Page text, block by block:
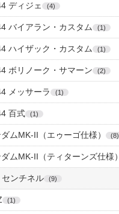
ディジェ 4
バイアラン・カスタム 1
ハイザック・カスタム 1
ボリノーク・サマーン 2
メッサーラ 1
百式 1
ムMK-II（エゥーゴ仕様） 8
ムMK-II（ティターンズ仕様）
ンチネル 9
1